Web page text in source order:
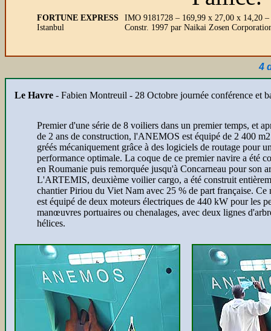
FORTUNE EXPRESS
Istanbul
IMO 9181728 – 169,99 x 27,00 x 14,20
Constr. 1997 par Naikai Zosen
4
Le Havre - Fabien Montreuil - 28 Octobre journée conférence et
Premier d'une série de 8 voiliers dans un premier temps, et
de 2 ans de construction, l'ANEMOS est équipé de 2 400
gréés mécaniquement grâce à des logiciels de routage pour
performance optimale. La coque de ce premier navire a été
en Roumanie puis remorquée jusqu'à Concarneau pour son
L'ARTEMIS, deuxième voilier cargo, a été construit
chantier Piriou du Viet Nam avec 25 % de part française. Ce
est équipé de deux moteurs électriques de 440 kW pour les
manœuvres portuaires ou chenalages, avec deux lignes
hélices.